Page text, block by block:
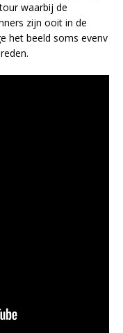
waarbij de
zijn ooit in de
het beeld soms evenv